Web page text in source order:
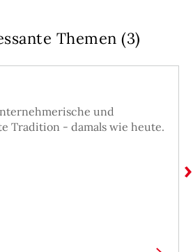
Themen (3)
und
Tradition - damals wie heute.